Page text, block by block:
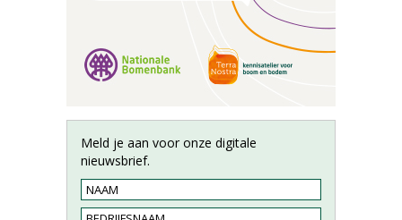
Meld je aan voor onze digitale
nieuwsbrief.